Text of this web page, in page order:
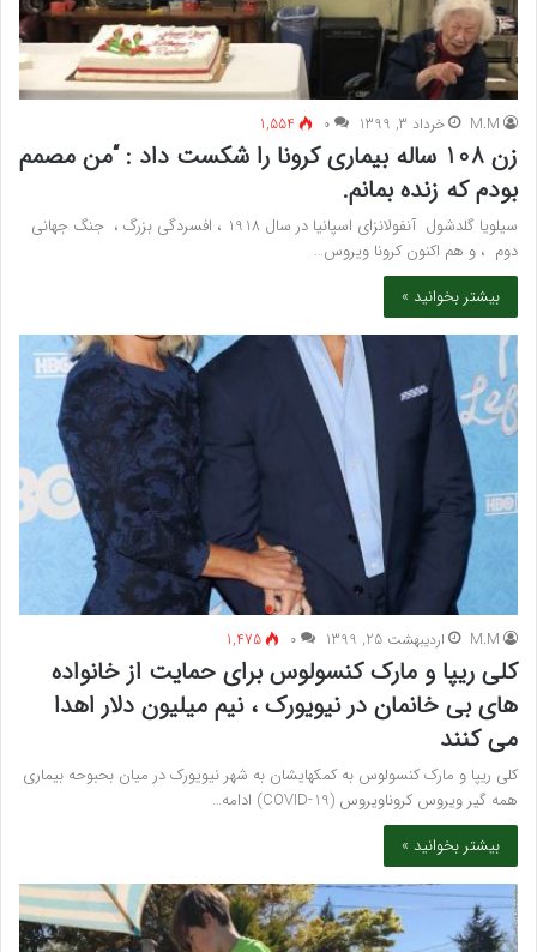
M.M خرداد 3, 1399 ۰ 1,554
زن 108 ساله بیماری کرونا را شکست داد : “من مصمم
بودم که زنده بمانم.
سیلویا گلدشول آنفولانزای اسپانیا در سال 1918 ، افسردگی بزرگ ، جنگ جهانی
دوم ، و هم اکنون کرونا ویروس…
بیشتر بخوانید »
M.M اردیبهشت 25, 1399 ۰ 1,475
کلی ریپا و مارک کنسولوس برای حمایت از خانواده
های بی خانمان در نیویورک ، نیم میلیون دلار اهدا
می کنند
کلی ریپا و مارک کنسولوس به کمکهایشان به شهر نیویورک در میان بحبوحه بیماری
همه گیر ویروس کروناویروس (COVID-19) ادامه…
بیشتر بخوانید »